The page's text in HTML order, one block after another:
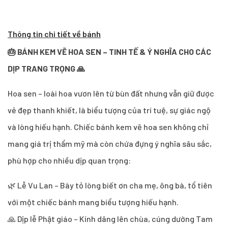
Thông tin chi tiết về bánh
🎂 BÁNH KEM VẼ HOA SEN – TINH TẾ & Ý NGHĨA CHO CÁC
DỊP TRANG TRỌNG 🙏
Hoa sen – loài hoa vươn lên từ bùn đất nhưng vẫn giữ được
vẻ đẹp thanh khiết, là biểu tượng của trí tuệ, sự giác ngộ
và lòng hiếu hạnh. Chiếc bánh kem vẽ hoa sen không chỉ
mang giá trị thẩm mỹ mà còn chứa đựng ý nghĩa sâu sắc,
phù hợp cho nhiều dịp quan trọng:
🌿 Lễ Vu Lan – Bày tỏ lòng biết ơn cha mẹ, ông bà, tổ tiên
với một chiếc bánh mang biểu tượng hiếu hạnh.
🙏 Dịp lễ Phật giáo – Kính dâng lên chùa, cúng dường Tam